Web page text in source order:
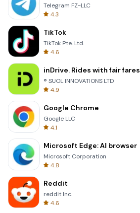
Telegram FZ-LLC
4.3
TikTok
TikTok Pte. Ltd.
4.6
inDrive. Rides with fair fares
® SUOL INNOVATIONS LTD
4.9
Google Chrome
Google LLC
4.1
Microsoft Edge: AI browser
Microsoft Corporation
4.8
Reddit
reddit Inc.
4.6